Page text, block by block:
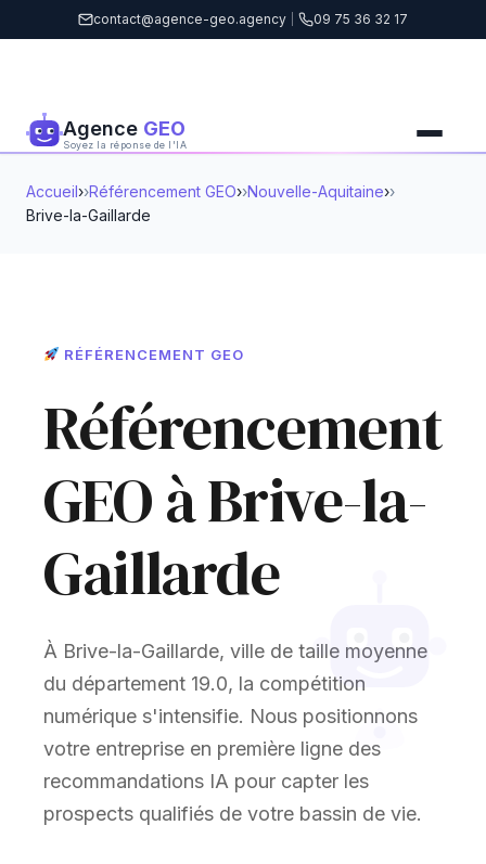
contact@agence-geo.agency 09 75 36 32 17
Agence GEO
Soyez la réponse de l'IA
Accueil› Référencement GEO› Nouvelle-Aquitaine›
Brive-la-Gaillarde
RÉFÉRENCEMENT GEO
Référencement
GEO à Brive-la-
Gaillarde
À Brive-la-Gaillarde, ville de taille moyenne
du département 19.0, la compétition
numérique s'intensifie. Nous positionnons
votre entreprise en première ligne des
recommandations IA pour capter les
prospects qualifiés de votre bassin de vie.